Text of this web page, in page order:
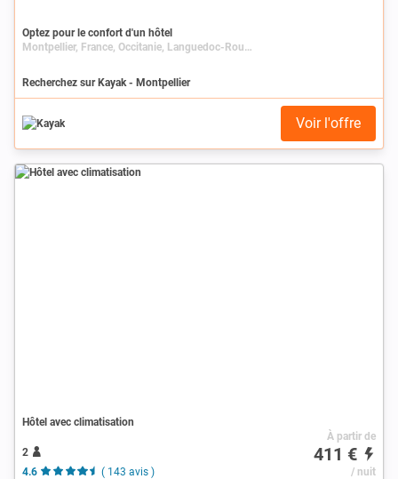
Optez pour le confort d'un hôtel
Montpellier, France, Occitanie, Languedoc-Roussillon, Hérault
Recherchez sur Kayak - Montpellier
Voir l'offre
Hôtel avec climatisation
2
4.6
( 143 avis )
À partir de
411 €
/ nuit